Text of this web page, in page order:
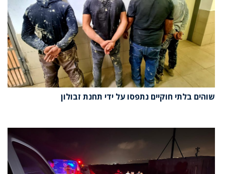
שוהים בלתי חוקיים נתפסו על ידי תחנת זבולון